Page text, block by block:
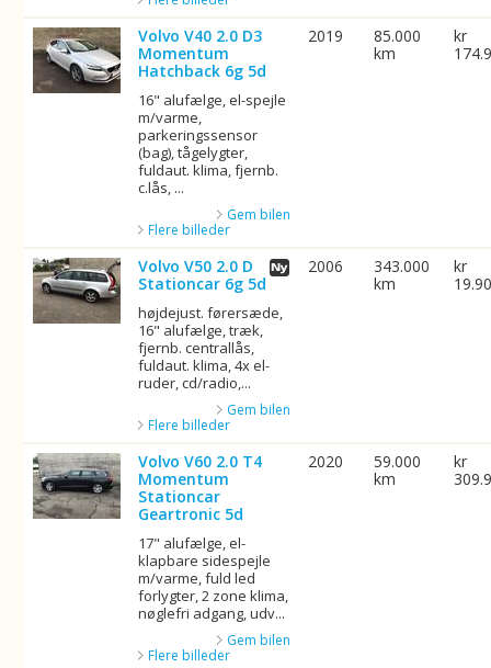
Volvo V40 2.0 D3
Momentum
Hatchback 6g 5d
16" alufælge, el-spejle
m/varme,
parkeringssensor
(bag), tågelygter,
fuldaut. klima, fjernb.
c.lås, ...
Gem bilen
Flere billeder
2019
85.000
km
kr
Volvo V50 2.0 D
Stationcar 6g 5d
højdejust. førersæde,
16" alufælge, træk,
fjernb. centrallås,
fuldaut. klima, 4x el-
ruder, cd/radio,...
Gem bilen
Flere billeder
2006
343.000
km
kr
Volvo V60 2.0 T4
Momentum
Stationcar
Geartronic 5d
17" alufælge, el-
klapbare sidespejle
m/varme, fuld led
forlygter, 2 zone klima,
nøglefri adgang, udv...
Gem bilen
Flere billeder
2020
59.000
km
kr